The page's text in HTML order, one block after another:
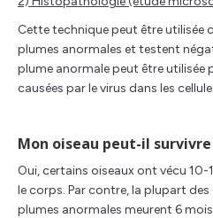
Cette technique peut être utilisée
plumes anormales et testent
plume anormale peut être utilisée
causées par le virus dans les
Mon oiseau peut-il
Oui, certains oiseaux ont vécu 10-
le corps. Par contre, la plupart
plumes anormales meurent 6